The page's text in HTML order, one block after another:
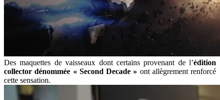
Des maquettes de vaisseaux dont certains provenant de l’édition
collector dénommée « Second Decade » ont allègrement renforcé
cette sensation.